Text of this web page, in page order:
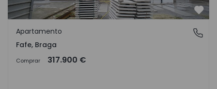
Fafe, Braga
Apartamento
Fafe, Braga
Comprar 317.900 €